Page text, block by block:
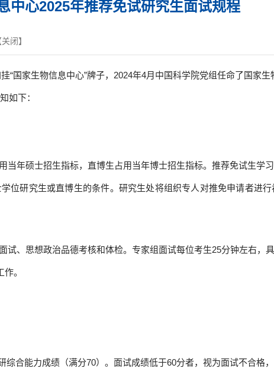
中心2025年推荐免试研究生面试规程
关闭】
“国家生物信息中心”牌子，2024年4月中国科学院党组任命了国家生
如下：
年硕士招生指标，直博生占用当年博士招生指标。推荐免试生学习
位研究生或直博生的条件。研究生处将组织专人对推免申请者进
、思想政治品德考核和体检。专家组面试每位考生25分钟左右，具
。
合能力成绩（满分70）。面试成绩低于60分者，视为面试不合格，